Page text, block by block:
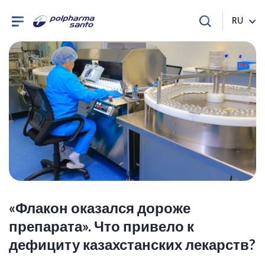
RU
«Флакон оказался дороже
препарата». Что привело к
дефициту казахстанских лекарств?